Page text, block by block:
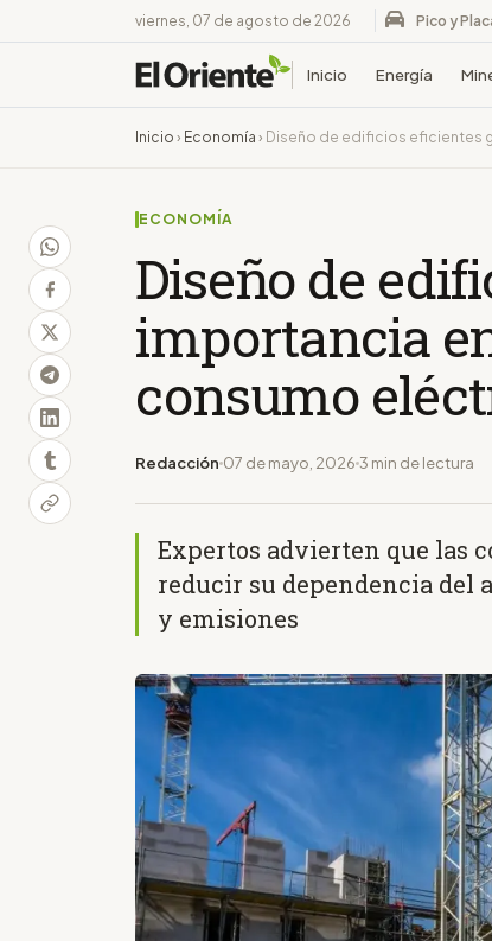
viernes, 07 de agosto de 2026 Pico y
Inicio Energía
Inicio › Economía › Diseño de edificios eficientes
ECONOMÍA
Diseño de
importancia
consumo
Redacción 07 de mayo, 2026 3 min de lectura
Expertos advierten que las
reducir su dependencia del
y emisiones